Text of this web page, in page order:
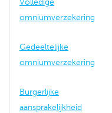
Volledige
omniumverzekering
Gedeeltelijke
omniumverzekering
Burgerlijke
aansprakelijkheid